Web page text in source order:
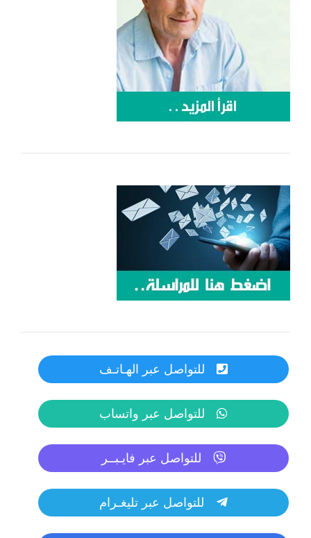
للتواصل عبر الهـاتـف
للتواصل عبر واتساب
للتواصل عبر فايـبــر
للتواصل عبر تليغـرام